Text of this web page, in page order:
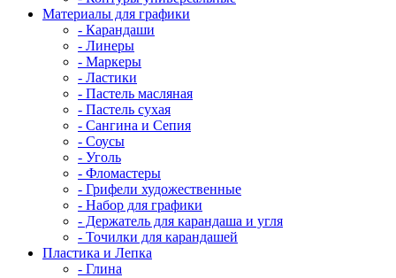
Материалы для графики
- Карандаши
- Линеры
- Маркеры
- Ластики
- Пастель масляная
- Пастель сухая
- Сангина и Сепия
- Соусы
- Уголь
- Фломастеры
- Грифели художественные
- Набор для графики
- Держатель для карандаша и угля
- Точилки для карандашей
Пластика и Лепка
- Глина